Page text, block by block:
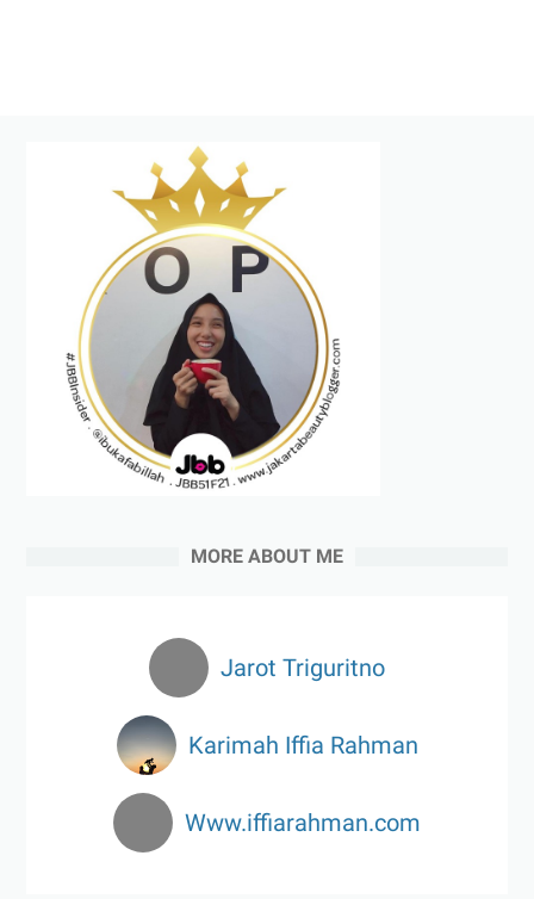
MORE ABOUT ME
Jarot Triguritno
Karimah Iffia Rahman
Www.iffiarahman.com